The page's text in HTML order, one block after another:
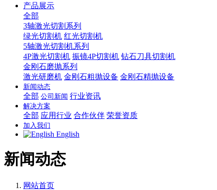
产品展示
全部
3轴激光切割系列
绿光切割机 红光切割机
5轴激光切割机系列
4P激光切割机 振镜4P切割机 钻石刀具切割机
金刚石磨抛系列
激光研磨机 金刚石粗抛设备 金刚石精抛设备
新闻动态
全部 公司新闻 行业资讯
解决方案
全部 应用行业 合作伙伴 荣誉资质
加入我们
English
新闻动态
网站首页